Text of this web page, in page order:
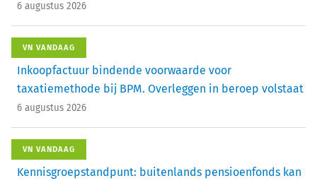
6 augustus 2026
VN VANDAAG
Inkoopfactuur bindende voorwaarde voor
taxatiemethode bij BPM. Overleggen in beroep volstaat
6 augustus 2026
VN VANDAAG
Kennisgroepstandpunt: buitenlands pensioenfonds kan